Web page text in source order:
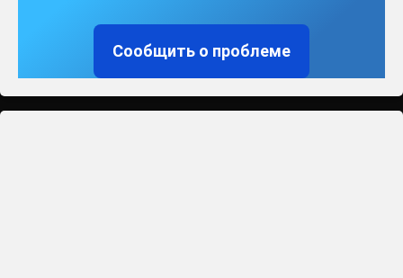
Сообщить о проблеме